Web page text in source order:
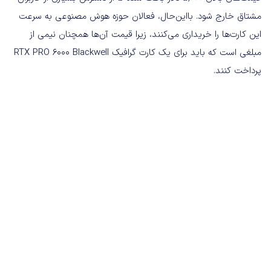
مشتاق خارج شود. بااین‌حال، فعالان حوزه هوش مصنوعی به سرعت
این کارت‌ها را خریداری می‌کنند، زیرا قیمت آن‌ها همچنان نیمی از
مبلغی است که باید برای یک کارت گرافیک RTX PRO 6000 Blackwell
پرداخت کنند.